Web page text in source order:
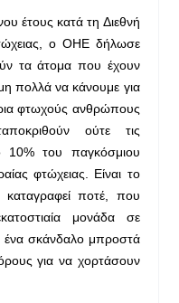
έτους κατά τη Διεθνή
ο ΟΗΕ δήλωσε
τα άτομα που έχουν
πολλά να κάνουμε για
φτωχούς ανθρώπους
ούτε τις
10% του παγκόσμιου
φτώχειας. Είναι το
ποτέ, που
μονάδα σε
ένα σκάνδαλο μπροστά
για να χορτάσουν